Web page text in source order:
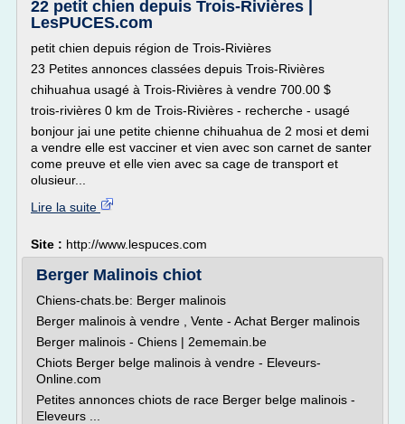
22 petit chien depuis Trois-Rivières |
LesPUCES.com
petit chien depuis région de Trois-Rivières
23 Petites annonces classées depuis Trois-Rivières
chihuahua usagé à Trois-Rivières à vendre 700.00 $
trois-rivières 0 km de Trois-Rivières - recherche - usagé
bonjour jai une petite chienne chihuahua de 2 mosi et demi
a vendre elle est vacciner et vien avec son carnet de santer
come preuve et elle vien avec sa cage de transport et
olusieur...
Lire la suite
Site : http://www.lespuces.com
Berger Malinois chiot
Chiens-chats.be: Berger malinois
Berger malinois à vendre , Vente - Achat Berger malinois
Berger malinois - Chiens | 2ememain.be
Chiots Berger belge malinois à vendre - Eleveurs-
Online.com
Petites annonces chiots de race Berger belge malinois -
Eleveurs ...